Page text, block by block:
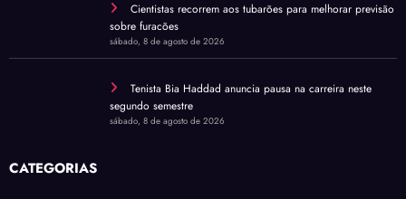
Cientistas recorrem aos tubarões para melhorar previsão
sobre furacões
sábado, 8 de agosto de 2026
Tenista Bia Haddad anuncia pausa na carreira neste
segundo semestre
sábado, 8 de agosto de 2026
CATEGORIAS